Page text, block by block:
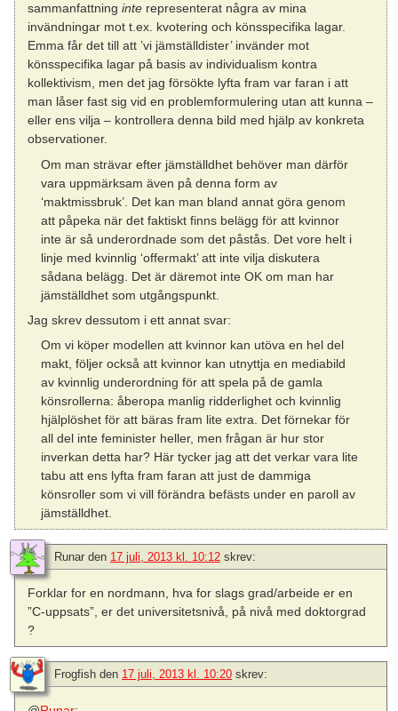
sammanfattninginte representerat några av mina
invändningar mot t.ex. kvotering och könsspecifika lagar.
Emma får det till att ’vi jämställdister’ invänder mot
könsspecifika lagar på basis av individualism kontra
kollektivism, men det jag försökte lyfta fram var faran i att
man låser fast sig vid en problemformulering utan att kunna –
eller ens vilja – kontrollera denna bild med hjälp av konkreta
observationer.
Om man strävar efter jämställdhet behöver man därför
vara uppmärksam även på denna form av
‘maktmissbruk’. Det kan man bland annat göra genom
att påpeka när det faktiskt finns belägg för att kvinnor
inte är så underordnade som det påstås. Det vore helt i
linje med kvinnlig ‘offermakt’ att inte vilja diskutera
sådana belägg. Det är däremot inte OK om man har
jämställdhet som utgångspunkt.
Jag skrev dessutom i ett annat svar:
Om vi köper modellen att kvinnor kan utöva en hel del
makt, följer också att kvinnor kan utnyttja en mediabild
av kvinnlig underordning för att spela på de gamla
könsrollerna: åberopa manlig ridderlighet och kvinnlig
hjälplöshet för att bäras fram lite extra. Det förnekar för
all del inte feminister heller, men frågan är hur stor
inverkan detta har? Här tycker jag att det verkar vara lite
tabu att ens lyfta fram faran att just de dammiga
könsroller som vi vill förändra befästs under en paroll av
jämställdhet.
Runar den 17 juli, 2013 kl. 10:12 skrev:
Forklar for en nordmann, hva for slags grad/arbeide er en
”C-uppsats”, er det universitetsnivå, på nivå med doktorgrad
?
Frogfish den 17 juli, 2013 kl. 10:20 skrev: